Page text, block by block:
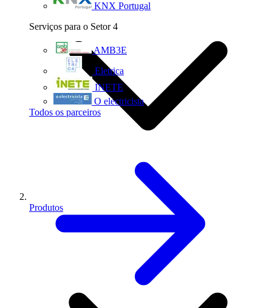
KNX Portugal
Serviços para o Setor 4
AMB3E
Eletrica
INETE
O electricista
Todos os parceiros
Produtos